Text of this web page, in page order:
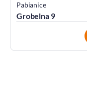
Pabianice
Grobelna 9